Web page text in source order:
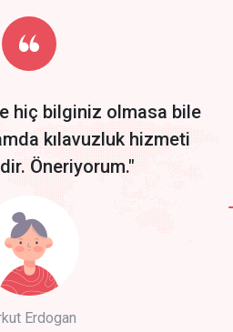
days free trial no credit card
hiç bilginiz olmasa bile
kılavuzluk hizmeti
Öneriyorum."
Erdogan